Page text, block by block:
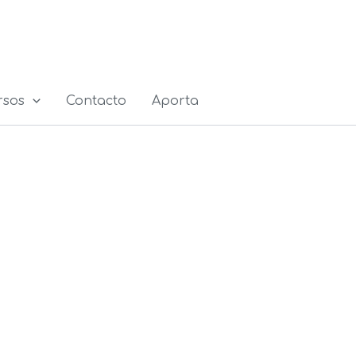
Contacto Aporta